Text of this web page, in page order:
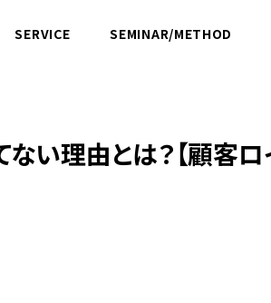
SERVICE SEMINAR/METHOD
い理由とは？【顧客ロ